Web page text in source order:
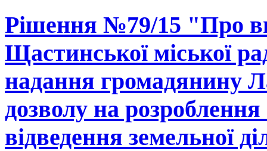
Рішення №79/15 "Про
Щастинської міської
надання громадянину
дозволу на
відведення